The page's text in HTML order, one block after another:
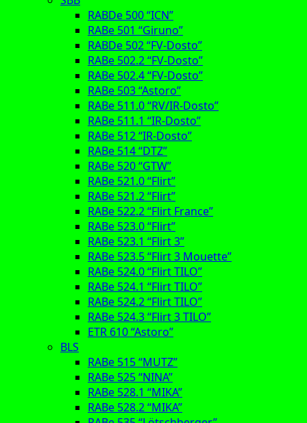
RABDe 500 “ICN”
RABe 501 “Giruno”
RABDe 502 “FV-Dosto”
RABe 502.2 “FV-Dosto”
RABe 502.4 “FV-Dosto”
RABe 503 “Astoro”
RABe 511.0 “RV/IR-Dosto”
RABe 511.1 “IR-Dosto”
RABe 512 “IR-Dosto”
RABe 514 “DTZ”
RABe 520 “GTW”
RABe 521.0 “Flirt”
RABe 521.2 “Flirt”
RABe 522.2 “Flirt France”
RABe 523.0 “Flirt”
RABe 523.1 “Flirt 3”
RABe 523.5 “Flirt 3 Mouette”
RABe 524.0 “Flirt TILO”
RABe 524.1 “Flirt TILO”
RABe 524.2 “Flirt TILO”
RABe 524.3 “Flirt 3 TILO”
ETR 610 “Astoro”
BLS
RABe 515 “MUTZ”
RABe 525 “NINA”
RABe 528.1 “MIKA”
RABe 528.2 “MIKA”